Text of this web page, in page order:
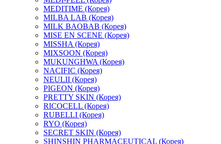
MEDITIME (Корея)
MILBA LAB (Корея)
MILK BAOBAB (Корея)
MISE EN SCENE (Корея)
MISSHA (Корея)
MIXSOON (Корея)
MUKUNGHWA (Корея)
NACIFIC (Корея)
NEULII (Корея)
PIGEON (Корея)
PRETTY SKIN (Корея)
RICOCELL (Корея)
RUBELLI (Корея)
RYO (Корея)
SECRET SKIN (Корея)
SHINSHIN PHARMACEUTICAL (Корея)